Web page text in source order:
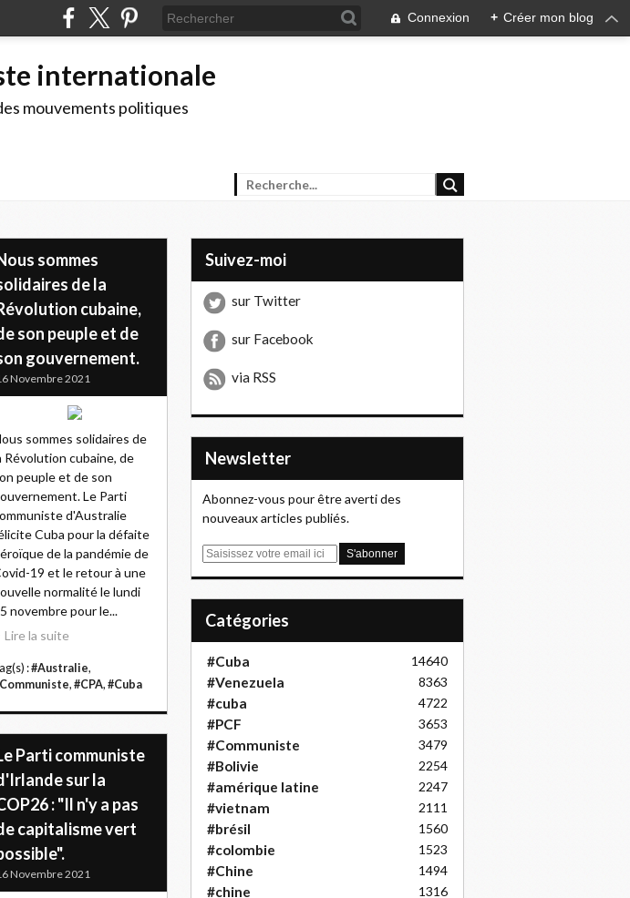
Connexion + Créer mon blog
internationale
mouvements politiques
sommes
de la
cubaine,
son peuple et de
gouvernement.
Novembre 2021
sommes solidaires de
Révolution cubaine, de
peuple et de son
Le Parti
d'Australie
Cuba pour la défaite
de la pandémie de
19 et le retour à une
normalité le lundi
novembre pour le...
Lire la suite
:#Australie,
, #CPA, #Cuba
Parti communiste
sur la
: "Il n'y a pas
capitalisme vert
Novembre 2021
Suivez-moi
sur Twitter
sur Facebook
via RSS
Newsletter
Abonnez-vous pour être averti des
nouveaux articles publiés.
E
Catégories
#Cuba 14640
#Venezuela 8363
#cuba 4722
#PCF 3653
#Communiste 3479
#Bolivie 2254
#amérique latine 2247
#vietnam 2111
#brésil 1560
#colombie 1523
#Chine 1494
#chine 1316